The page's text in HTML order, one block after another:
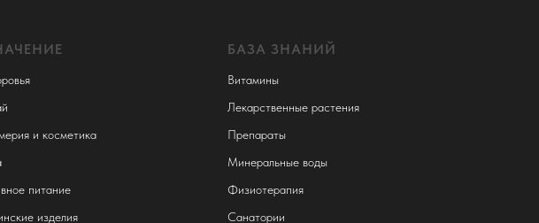
и косметика
питание
изделия
БАЗА ЗНАНИЙ
Витамины
Лекарственные растения
Препараты
Минеральные воды
Физиотерапия
Санатории